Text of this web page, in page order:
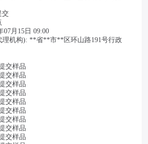
交
07月15日 09:00
理机构): **省**市**区环山路191号行政
交样品
交样品
交样品
交样品
交样品
交样品
交样品
交样品
交样品